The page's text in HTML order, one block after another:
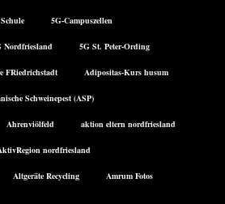
5G-Campuszellen
Nordfriesland 5G St. Peter-Ording
FRiedrichstadt Adipositas-Kurs husum
Schweinepest (ASP)
Ahrenviölfeld aktion eltern nordfriesland
nordfriesland
Altgeräte Recycling Amrum Fotos